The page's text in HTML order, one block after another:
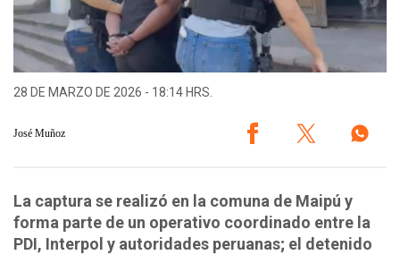
28 DE MARZO DE 2026 - 18:14 HRS.
José Muñoz
La captura se realizó en la comuna de Maipú y
forma parte de un operativo coordinado entre la
PDI, Interpol y autoridades peruanas; el detenido